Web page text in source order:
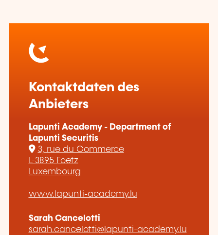
Kontaktdaten des
Anbieters
Lapunti Academy - Department of
Lapunti Securitis
3, rue du Commerce
L-3895 Foetz
Luxembourg
www.lapunti-academy.lu
Sarah Cancelotti
sarah.cancelotti@lapunti-academy.lu